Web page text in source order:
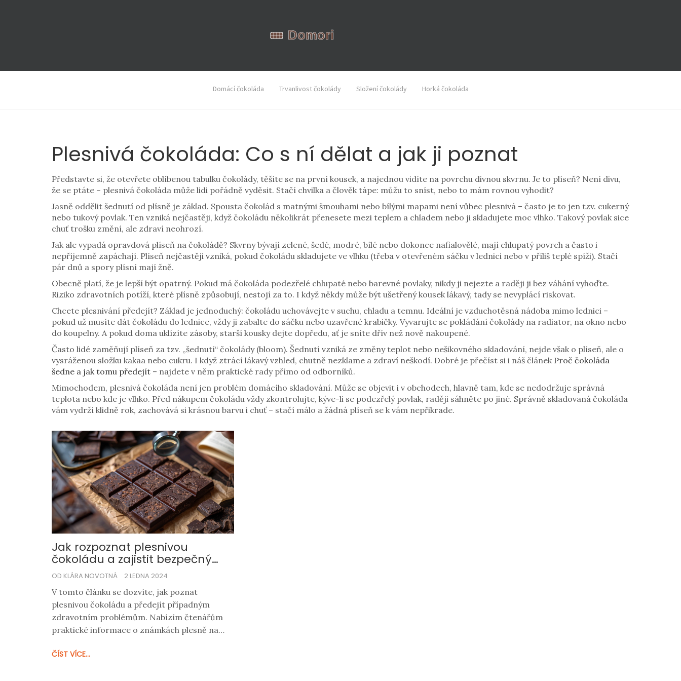
Domácí čokoláda Trvanlivost čokolády Složení čokolády Horká čokoláda
Plesnivá čokoláda: Co s ní dělat a jak ji poznat
Představte si, že otevřete oblíbenou tabulku čokolády, těšíte se na první kousek, a najednou vidíte na povrchu divnou skvrnu. Je to plíseň? Není divu,
že se ptáte – plesnivá čokoláda může lidi pořádně vyděsit. Stačí chvilka a člověk tápe: můžu to sníst, nebo to mám rovnou vyhodit?
Jasně oddělit šednutí od plísně je základ. Spousta čokolád s matnými šmouhami nebo bílými mapami není vůbec plesnivá – často je to jen tzv. cukerný
nebo tukový povlak. Ten vzniká nejčastěji, když čokoládu několikrát přenesete mezi teplem a chladem nebo ji skladujete moc vlhko. Takový povlak sice
chuť trošku změní, ale zdraví neohrozí.
Jak ale vypadá opravdová plíseň na čokoládě? Skvrny bývají zelené, šedé, modré, bílé nebo dokonce nafialovělé, mají chlupatý povrch a často i
nepříjemně zapáchají. Plíseň nejčastěji vzniká, pokud čokoládu skladujete ve vlhku (třeba v otevřeném sáčku v lednici nebo v příliš teplé spíži). Stačí
pár dnů a spory plísní mají žně.
Obecně platí, že je lepší být opatrný. Pokud má čokoláda podezřelé chlupaté nebo barevné povlaky, nikdy ji nejezte a raději ji bez váhání vyhoďte.
Riziko zdravotních potíží, které plísně způsobují, nestojí za to. I když někdy může být ušetřený kousek lákavý, tady se nevyplácí riskovat.
Chcete plesnivání předejít? Základ je jednoduchý: čokoládu uchovávejte v suchu, chladu a temnu. Ideální je vzduchotěsná nádoba mimo lednici –
pokud už musíte dát čokoládu do lednice, vždy ji zabalte do sáčku nebo uzavřené krabičky. Vyvarujte se pokládání čokolády na radiator, na okno nebo
do koupelny. A pokud doma uklízíte zásoby, starší kousky dejte dopředu, ať je sníte dřív než nově nakoupené.
Často lidé zaměňují plíseň za tzv. „šednutí“ čokolády (bloom). Šednutí vzniká ze změny teplot nebo nešikovného skladování, nejde však o plíseň, ale o
vysráženou složku kakaa nebo cukru. I když ztrácí lákavý vzhled, chutně nezklame a zdraví neškodí. Dobré je přečíst si i náš článek Proč čokoláda
šedne a jak tomu předejít – najdete v něm praktické rady přímo od odborníků.
Mimochodem, plesnivá čokoláda není jen problém domácího skladování. Může se objevit i v obchodech, hlavně tam, kde se nedodržuje správná
teplota nebo kde je vlhko. Před nákupem čokoládu vždy zkontrolujte, kýve-li se podezřelý povlak, raději sáhněte po jiné. Správně skladovaná čokoláda
vám vydrží klidně rok, zachovává si krásnou barvu i chuť – stačí málo a žádná plíseň se k vám nepřikrade.
Jak rozpoznat plesnivou
čokoládu a zajistit bezpečný
počitek sladkošti
OD KLÁRA NOVOTNÁ 2 LEDNA 2024
V tomto článku se dozvíte, jak poznat
plesnivou čokoládu a předejít případným
zdravotním problémům. Nabízím čtenářům
praktické informace o známkách plesně na
optimálním stavu. Objasním, proč čokoláda
ČÍST VÍCE...